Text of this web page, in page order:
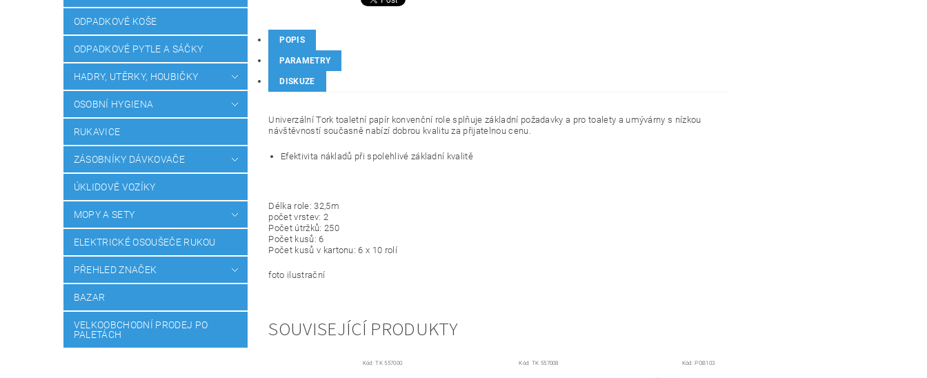
ODPADKOVÉ KOŠE
ODPADKOVÉ PYTLE A SÁČKY
HADRY, UTĚRKY, HOUBIČKY
OSOBNÍ HYGIENA
RUKAVICE
ZÁSOBNÍKY DÁVKOVAČE
ÚKLIDOVÉ VOZÍKY
MOPY A SETY
ELEKTRICKÉ OSOUŠEČE RUKOU
PŘEHLED ZNAČEK
BAZAR
VELKOOBCHODNÍ PRODEJ PO
PALETÁCH
POPIS
PARAMETRY
DISKUZE
Univerzální Tork toaletní papír konvenční role splňuje základní požadavky a pro toalety a umývárny s nízkou
návštěvností současně nabízí dobrou kvalitu za přijatelnou cenu.
Efektivita nákladů při spolehlivé základní kvalitě
Délka role: 32,5m
počet vrstev: 2
Počet útržků: 250
Počet kusů: 6
Počet kusů v kartonu: 6 x 10 rolí
foto ilustrační
SOUVISEJÍCÍ PRODUKTY
Kód:TK 557000 Kód: TK 557008 Kód:POB103